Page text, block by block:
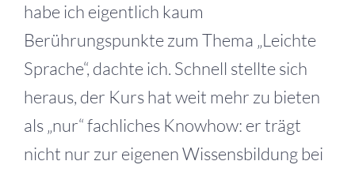
habe ich eigentlich kaum
Berührungspunkte zum Thema „Leichte
Sprache“, dachte ich. Schnell stellte sich
heraus, der Kurs hat weit mehr zu bieten
als „nur“ fachliches Knowhow: er trägt
nicht nur zur eigenen Wissensbildung bei